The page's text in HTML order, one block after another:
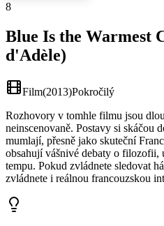
8
Blue Is the Warmest
d'Adèle)
Film(2013)Pokročilý
Rozhovory v tomhle filmu jsou
neinscenovaně. Postavy si skáčou
mumlají, přesně jako skuteční
obsahují vášnivé debaty o filozofii,
tempu. Pokud zvládnete sledovat
zvládnete i reálnou francouzskou